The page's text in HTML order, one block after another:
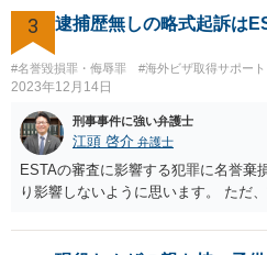
3 逮捕歴無しの略式起訴は
#名誉毀損罪・侮辱罪 #海外ビザ取得サポート
2023年12月14日
刑事事件に強い弁護士
江頭 啓介 弁護士
ESTAの審査に影響する犯罪に名誉棄
り影響しないように思います。 ただ